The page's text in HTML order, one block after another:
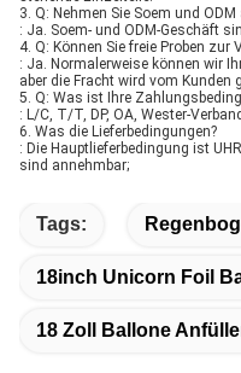
3. Q: Nehmen Sie Soem und ODM
: Ja. Soem- und ODM-Geschäft
4. Q: Können Sie freie Proben zur
: Ja. Normalerweise können wir
aber die Fracht wird vom Kunden
5. Q: Was ist Ihre
: L/C, T/T, DP, OA, Wester-
6. Was die Lieferbedingungen?
: Die Hauptlieferbedingung ist
sind annehmbar;
Tags:
18inch Unicorn Foil
18 Zoll Ballone